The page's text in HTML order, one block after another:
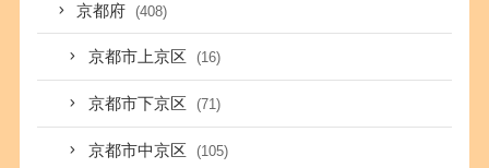
京都府 (408)
京都市上京区 (16)
京都市下京区 (71)
京都市中京区 (105)